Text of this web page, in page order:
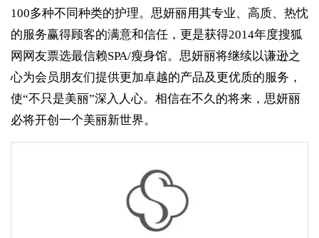
100多种不同种类的护理。思妍丽用其专业、高质、热忱
的服务赢得顾客的满意和信任，更是获得2014年度搜狐
网网友票选最信赖SPA/瘦身馆。思妍丽将继续以谦逊之
心为会员朋友们提供更加卓越的产品及更优质的服务，
使“不只是美丽”深入人心。相信在不久的将来，思妍丽
必将开创一个美丽新世界。